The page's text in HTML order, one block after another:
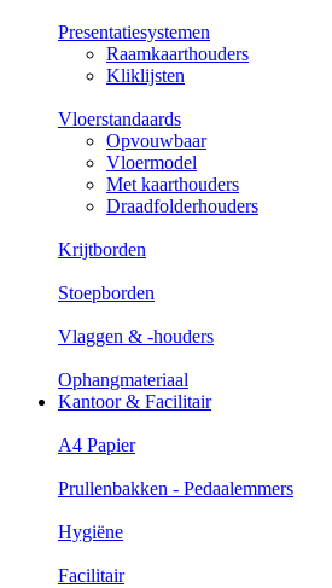
Presentatiesystemen
Raamkaarthouders
Kliklijsten
Vloerstandaards
Opvouwbaar
Vloermodel
Met kaarthouders
Draadfolderhouders
Krijtborden
Stoepborden
Vlaggen & -houders
Ophangmateriaal
Kantoor & Facilitair
A4 Papier
Prullenbakken - Pedaalemmers
Hygiëne
Facilitair